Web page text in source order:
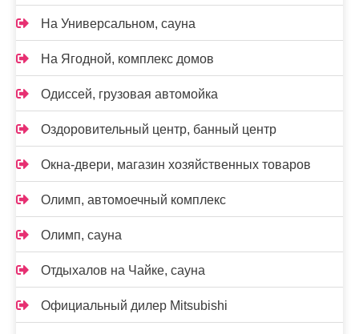
На Универсальном, сауна
На Ягодной, комплекс домов
Одиссей, грузовая автомойка
Оздоровительный центр, банный центр
Окна-двери, магазин хозяйственных товаров
Олимп, автомоечный комплекс
Олимп, сауна
Отдыхалов на Чайке, сауна
Официальный дилер Mitsubishi